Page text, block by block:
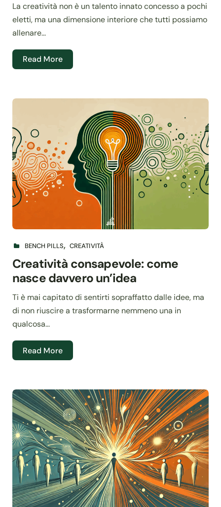
La creatività non è un talento innato concesso a pochi
eletti, ma una dimensione interiore che tutti possiamo
allenare...
Read More
BENCH PILLS CREATIVITÀ
Creatività consapevole: come
nasce davvero un’idea
Ti è mai capitato di sentirti sopraffatto dalle idee, ma
di non riuscire a trasformarne nemmeno una in
qualcosa...
Read More